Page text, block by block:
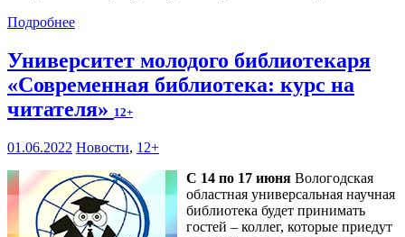
Подробнее
Университет молодого библиотекаря
«Современная библиотека: курс на
читателя» 12+
01.06.2022 Новости, 12+
С 14 по 17 июня Вологодская
областная универсальная научная
библиотека будет принимать
гостей – коллег, которые приедут